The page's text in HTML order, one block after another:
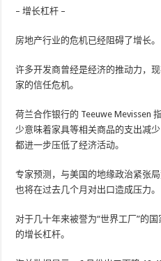
– 增长杠杆 –
房地产行业的危机已经阻碍了增长。
许多开发商曾经是经济的推动力，
家的信任危机。
荷兰合作银行的 Teeuwe Mevissen
少意味着家具等相关商品的支出减
都进一步压低了经济活动。
专家预测，与美国的地缘政治紧张
也将在过去几个月对出口造成压力。
对于几十年来被誉为“世界工厂”的
的增长杠杆。